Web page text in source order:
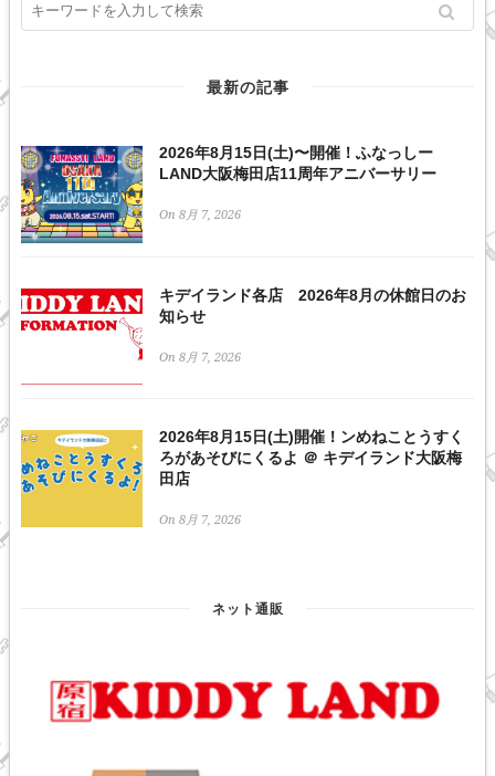
最新の記事
2026年8月15日(土)〜開催！ふなっしー
LAND大阪梅田店11周年アニバーサリー
On 8月 7, 2026
キデイランド各店 2026年8月の休館日のお
知らせ
On 8月 7, 2026
2026年8月15日(土)開催！ンめねことうすく
ろがあそびにくるよ ＠ キデイランド大阪梅
田店
On 8月 7, 2026
ネット通販